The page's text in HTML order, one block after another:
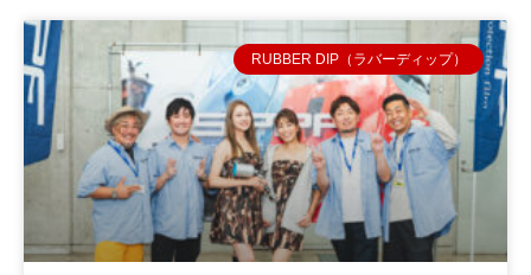
RUBBER DIP（ラバーディップ）